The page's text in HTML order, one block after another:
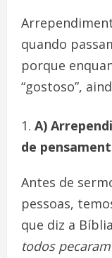
quando
porque
“gostoso”,
A)
de
Antes de
pessoas,
que diz a
todos